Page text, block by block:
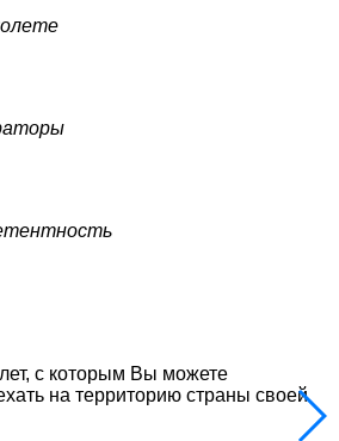
с которым Вы можете
на территорию страны своей